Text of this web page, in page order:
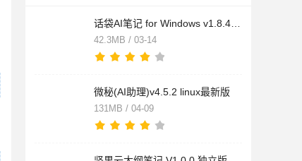
42.3MB / 03-14
微秘(AI助理)v4.5.2 linux最新版
131MB / 04-09